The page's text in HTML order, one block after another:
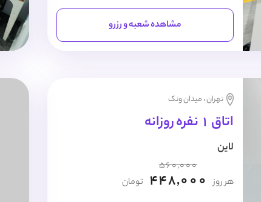
مشاهده شعبه و رزرو
تهران ، میدان ونک
اتاق 1 نفره روزانه
لاین
هر روز
560,000
448,000 تومان